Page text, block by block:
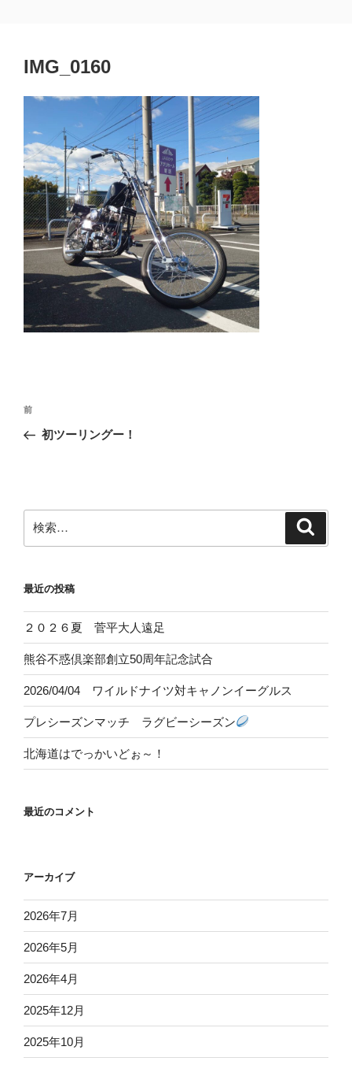
IMG_0160
投
ナ
ー
シ
前
の
前
初ツーリングー！
索:
最近の投稿
２０２６夏 菅平大人遠足
熊谷不惑倶楽部創立50周年記念試合
2026/04/04 ワイルドナイツ対キャノンイーグルス
プレシーズンマッチ ラグビーシーズン
北海道はでっかいどぉ～！
最近のコメント
アーカイブ
2026年7月
2026年5月
2026年4月
2025年12月
2025年10月